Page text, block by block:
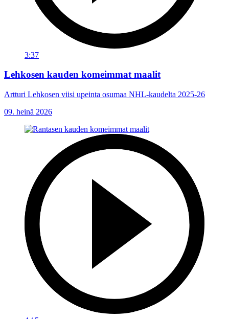
3:37
Lehkosen kauden komeimmat maalit
Artturi Lehkosen viisi upeinta osumaa NHL-kaudelta 2025-26
09. heinä 2026